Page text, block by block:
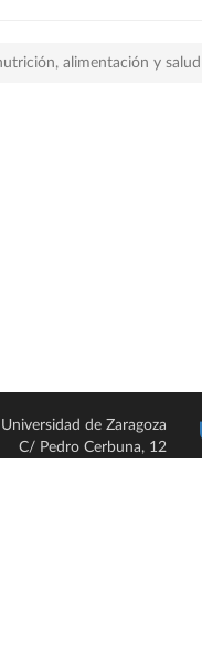
alimentación y salud
Universidad de Zaragoza
C/ Pedro Cerbuna, 12